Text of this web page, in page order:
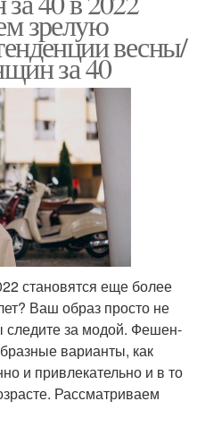
зрелую
весны/
за 40
становятся еще более
Ваш образ просто не
следите за модой. Фешен-
варианты, как
и привлекательно и в то
Рассматриваем